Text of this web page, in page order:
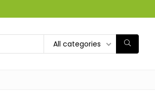
All categories